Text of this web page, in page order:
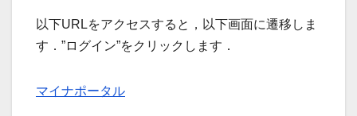
以下URLをアクセスすると，以下画面に遷移しま
す．”ログイン”をクリックします．
マイナポータル